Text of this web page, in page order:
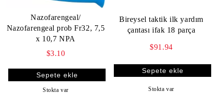
Nazofarengeal/
Nazofarengeal prob Fr32, 7,5
x 10,7 NPA
$3.10
Stokta var
Bireysel taktik ilk yardım
çantası ifak 18 parça
$91.94
Stokta var